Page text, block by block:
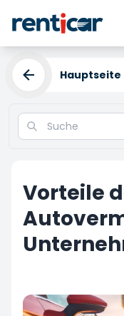
Hauptseite
Vorteile